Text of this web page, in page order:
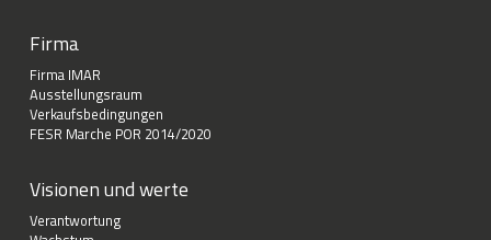
Firma
Firma IMAR
Ausstellungsraum
Verkaufsbedingungen
FESR Marche POR 2014/2020
Visionen und werte
Verantwortung